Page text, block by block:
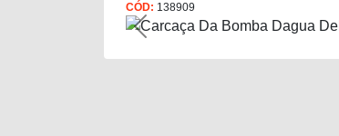
CÓD: 138909
Previous